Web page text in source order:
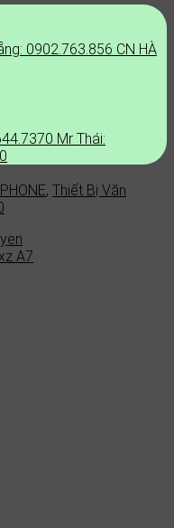
0902.763.856 CN HÀ
Mr Thái:
, Thiết Bị Văn